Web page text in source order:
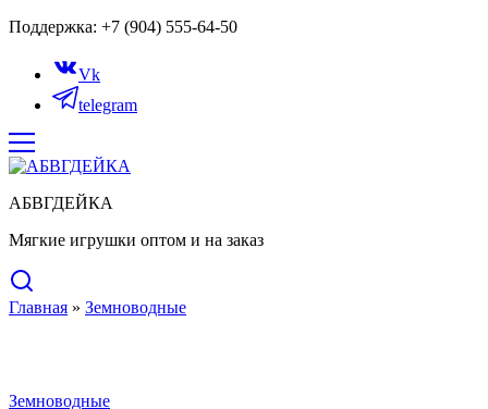
Поддержка: +7 (904) 555-64-50
Vk
telegram
АБВГДЕЙКА
Мягкие игрушки оптом и на заказ
Главная » Земноводные
Земноводные